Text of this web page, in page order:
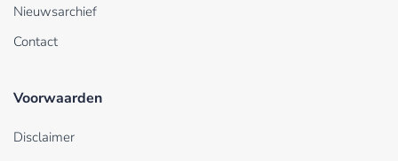
Nieuwsarchief
Contact
Voorwaarden
Disclaimer